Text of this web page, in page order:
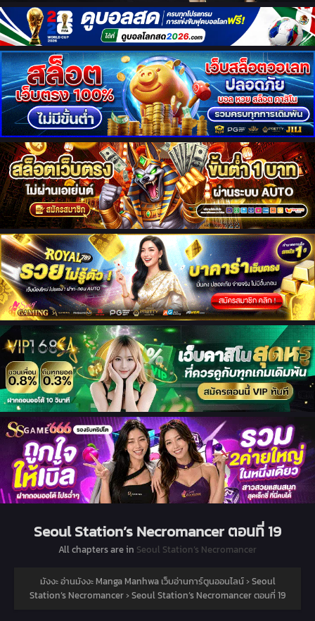
Seoul Station’s Necromancer ตอนที่ 19
All chapters are in Seoul Station’s Necromancer
มังงะ อ่านมังงะ Manga Manhwa เว็บอ่านการ์ตูนออนไลน์›Seoul
Station’s Necromancer›Seoul Station’s Necromancer ตอนที่ 19